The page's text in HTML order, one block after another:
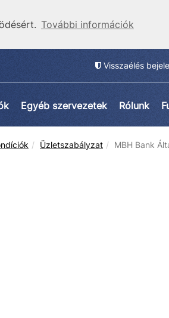
További információk
Visszaélés
Egyéb szervezetek Rólunk
Üzletszabályzat MBH Bank